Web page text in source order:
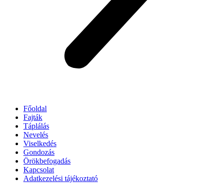
Főoldal
Fajták
Táplálás
Nevelés
Viselkedés
Gondozás
Örökbefogadás
Kapcsolat
Adatkezelési tájékoztató